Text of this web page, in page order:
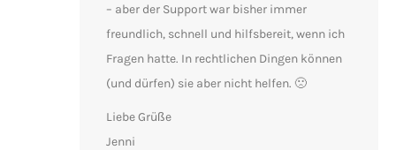
– aber der Support war bisher immer
freundlich, schnell und hilfsbereit, wenn ich
Fragen hatte. In rechtlichen Dingen können
(und dürfen) sie aber nicht helfen. 🙁
Liebe Grüße
Jenni